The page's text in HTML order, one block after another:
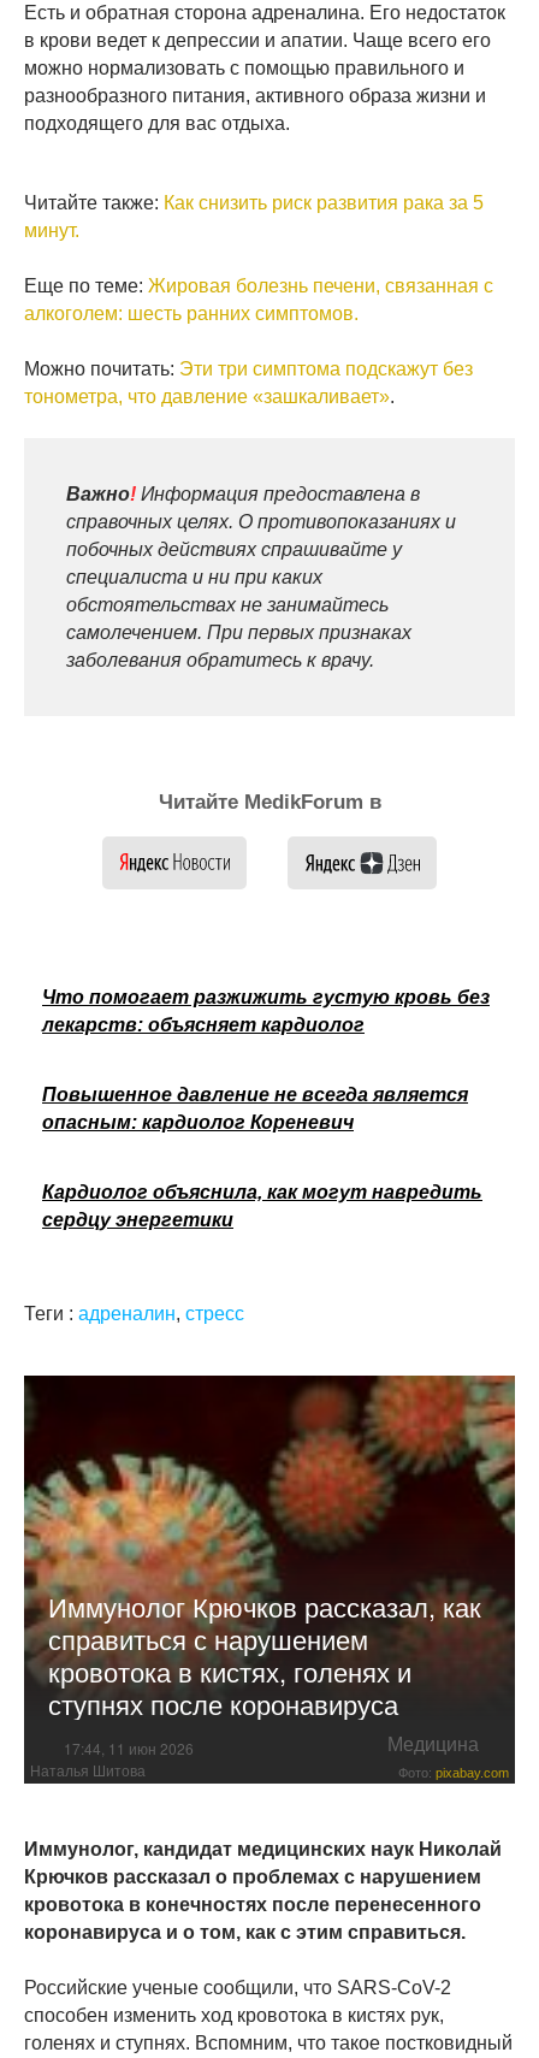
Есть и обратная сторона адреналина. Его недостаток
в крови ведет к депрессии и апатии. Чаще всего его
можно нормализовать с помощью правильного и
разнообразного питания, активного образа жизни и
подходящего для вас отдыха.
Читайте также: Как снизить риск развития рака за 5
минут.
Еще по теме: Жировая болезнь печени, связанная с
алкоголем: шесть ранних симптомов.
Можно почитать: Эти три симптома подскажут без
тонометра, что давление «зашкаливает».
Важно! Информация предоставлена в
справочных целях. О противопоказаниях и
побочных действиях спрашивайте у
специалиста и ни при каких
обстоятельствах не занимайтесь
самолечением. При первых признаках
заболевания обратитесь к врачу.
Читайте MedikForum в
Что помогает разжижить густую кровь без
лекарств: объясняет кардиолог
Повышенное давление не всегда является
опасным: кардиолог Кореневич
Кардиолог объяснила, как могут навредить
сердцу энергетики
Теги : адреналин, стресс
Иммунолог Крючков рассказал, как
справиться с нарушением
кровотока в кистях, голенях и
ступнях после коронавируса
17:44, 11 июн 2026 Медицина
Наталья Шитова Фото: pixabay.com
Иммунолог, кандидат медицинских наук Николай
Крючков рассказал о проблемах с нарушением
кровотока в конечностях после перенесенного
коронавируса и о том, как с этим справиться.
Российские ученые сообщили, что SARS-CoV-2
способен изменить ход кровотока в кистях рук,
голенях и ступнях. Вспомним, что такое постковидный